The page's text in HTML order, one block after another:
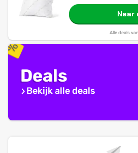
Naar
Alle deals
Deals
Bekijk alle deals